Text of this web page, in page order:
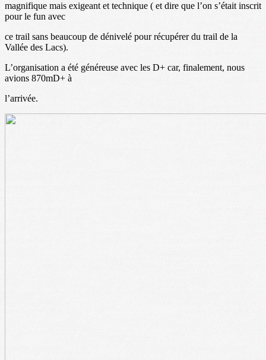
magnifique mais exigeant et technique ( et dire que l’on s’était inscrit
pour le fun avec
ce trail sans beaucoup de dénivelé pour récupérer du trail de la
Vallée des Lacs).
L’organisation a été généreuse avec les D+ car, finalement, nous
avions 870mD+ à
l’arrivée.